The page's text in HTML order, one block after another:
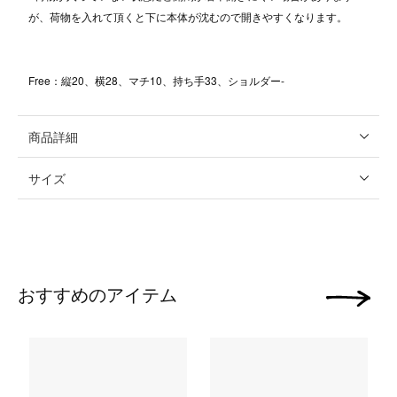
が、荷物を入れて頂くと下に本体が沈むので開きやすくなります。
Free：縦20、横28、マチ10、持ち手33、ショルダー-
商品詳細
サイズ
おすすめのアイテム 次の画像